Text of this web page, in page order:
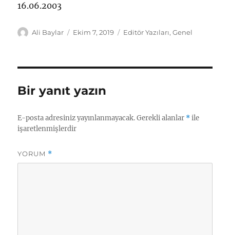
16.06.2003
Yazar
Ali Baylar
Yayın
Ekim 7, 2019 Kategoriler
Editör Yazıları,Genel
Bir yanıt yazın
E-posta adresiniz yayınlanmayacak. Gerekli alanlar *ile
işaretlenmişlerdir
YORUM *